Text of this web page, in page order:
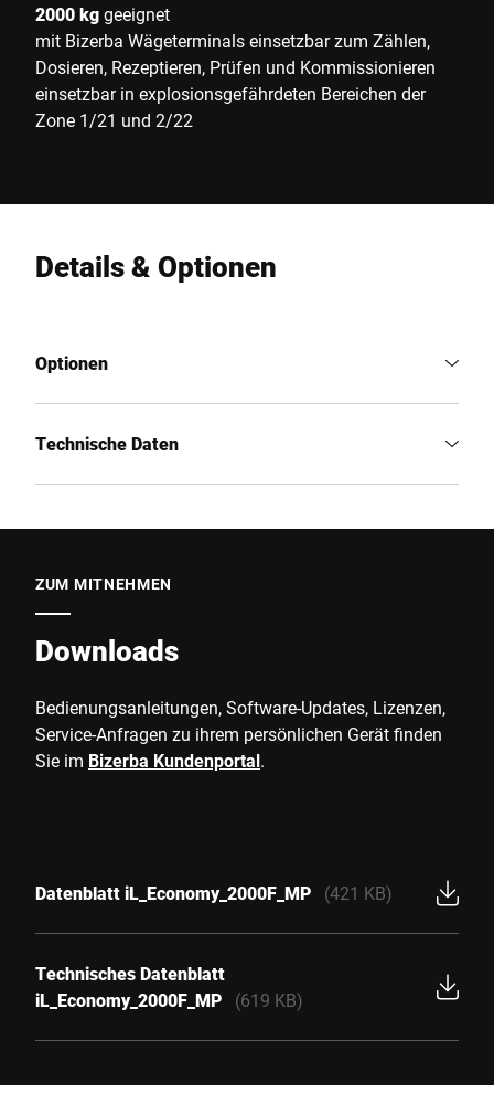
2000 kggeeignet
mit Bizerba Wägeterminals einsetzbar zum Zählen,
Dosieren, Rezeptieren, Prüfen und Kommissionieren
einsetzbar in explosionsgefährdeten Bereichen der
Zone 1/21 und 2/22
Details & Optionen
Optionen
Technische Daten
ZUM MITNEHMEN
Downloads
Bedienungsanleitungen, Software-Updates, Lizenzen,
Service-Anfragen zu ihrem persönlichen Gerät finden
Sie im Bizerba Kundenportal.
Datenblatt iL_Economy_2000F_MP (421 KB)
Technisches Datenblatt
iL_Economy_2000F_MP
(619 KB)